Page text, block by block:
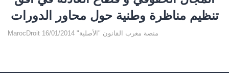
تنظيم مناظرة وطنية حول محاور الدورات
MarocDroit منصة مغرب القانون "الأصلية" 16/01/2014